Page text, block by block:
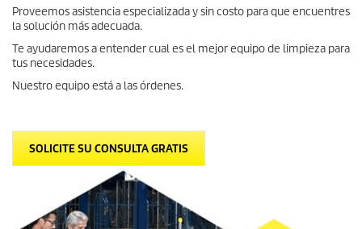
Proveemos asistencia especializada y sin costo para que encuentres
la solución más adecuada.
Te ayudaremos a entender cual es el mejor equipo de limpieza para
tus necesidades.
Nuestro equipo está a las órdenes.
SOLICITE SU CONSULTA GRATIS